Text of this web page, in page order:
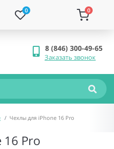
0 0
8 (846) 300-49-65
Заказать звонок
Чехлы для iPhone 16 Pro
16 Pro